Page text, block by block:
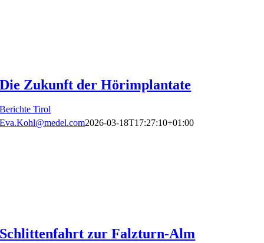
Die Zukunft der Hörimplantate
Berichte Tirol
Eva.Kohl@medel.com2026-03-18T17:27:10+01:00
Schlittenfahrt zur Falzturn-Alm